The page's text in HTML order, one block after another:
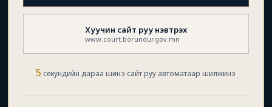
Хуучин сайт руу нэвтрэх
www.court.borundur.gov.mn
5 секундийн дараа шинэ сайт руу автоматаар шилжинэ